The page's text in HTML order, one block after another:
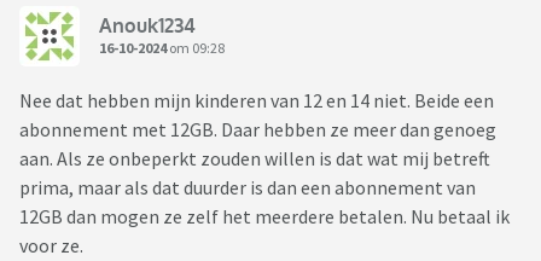
Anouk1234
16-10-2024om 09:28
Nee dat hebben mijn kinderen van 12 en 14 niet. Beide een
abonnement met 12GB. Daar hebben ze meer dan genoeg
aan. Als ze onbeperkt zouden willen is dat wat mij betreft
prima, maar als dat duurder is dan een abonnement van
12GB dan mogen ze zelf het meerdere betalen. Nu betaal ik
voor ze.